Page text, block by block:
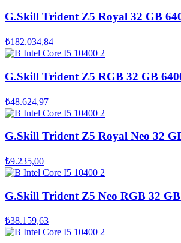
G.Skill Trident Z5 Royal 32 GB
₺182.034,84
G.Skill Trident Z5 RGB 32 GB
₺48.624,97
G.Skill Trident Z5 Royal Neo 32
₺9.235,00
G.Skill Trident Z5 Neo RGB 32
₺38.159,63